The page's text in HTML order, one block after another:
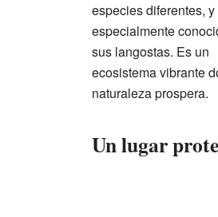
especies diferentes, y
especialmente
sus langostas. Es un
ecosistema vibrante
naturaleza prospera.
Un lugar